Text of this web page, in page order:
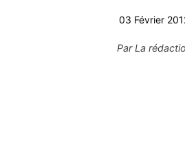
03 Février
ParLa